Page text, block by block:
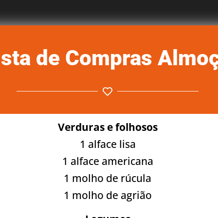
de Compras
Verduras e folhosos
1 alface lisa
1 alface americana
1 molho de rúcula
1 molho de agrião